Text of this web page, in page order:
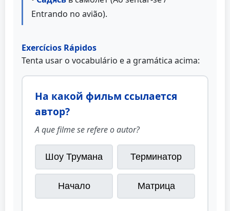
Entrando no avião).
Exercícios Rápidos
Tenta usar o vocabulário e a gramática acima:
На какой фильм ссылается
автор?
A que filme se refere o autor?
Шоу Трумана Терминатор
Начало Матрица